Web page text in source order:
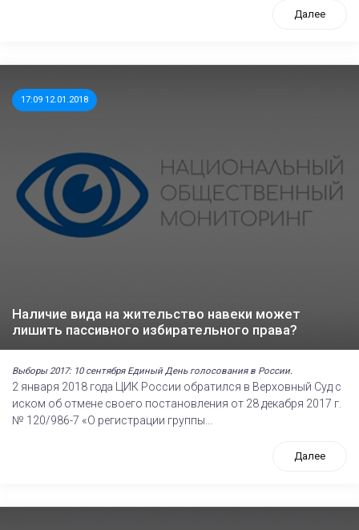
Далее
17:09 12.01.2018
Наличие вида на жительство навеки может
лишить пассивного избирательного права?
Выборы 2017: 10 сентября Единый День голосования в России.
2 января 2018 года ЦИК России обратился в Верховный Суд с
иском об отмене своего постановления от 28 декабря 2017 г.
№ 120/986-7 «О регистрации группы...
Далее